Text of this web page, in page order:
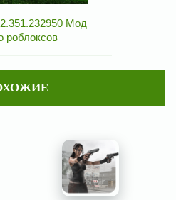
Мод
роблоксов